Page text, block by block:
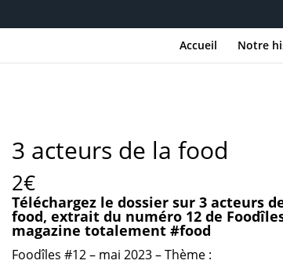
Accueil Notre
3 acteurs de la food
2€
Téléchargez le dossier sur 3 acteurs
food, extrait du numéro 12 de
magazine totalement #food
Foodîles #12 – mai 2023 –Thème :